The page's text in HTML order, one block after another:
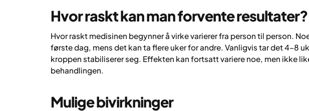
Hvor raskt kan man forvente resultater?
Hvor raskt medisinen begynner å virke varierer fra person til person.
første dag, mens det kan ta flere uker for andre. Vanligvis tar det 4–8
kroppen stabiliserer seg. Effekten kan fortsatt variere noe, men ikke
behandlingen.
Mulige bivirkninger